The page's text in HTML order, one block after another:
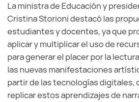
La ministra de Educación y
Cristina Storioni destacó las
estudiantes y docentes, ya que
aplicar y multiplicar el uso de
para generar el placer por la
las nuevas manifestaciones
partir de las tecnologías digitales,
replicar estos aprendizajes de